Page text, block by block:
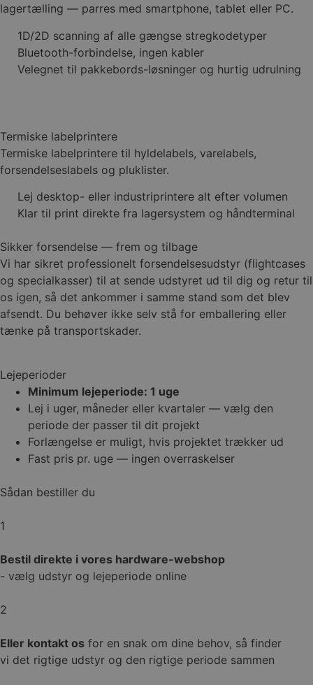
lagertælling — parres med smartphone, tablet eller PC.
1D/2D scanning af alle gængse stregkodetyper
Bluetooth-forbindelse, ingen kabler
Velegnet til pakkebords-løsninger og hurtig udrulning
Termiske labelprintere
Termiske labelprintere til hyldelabels, varelabels,
forsendelseslabels og pluklister.
Lej desktop- eller industriprintere alt efter volumen
Klar til print direkte fra lagersystem og håndterminal
Sikker forsendelse — frem og tilbage
Vi har sikret professionelt forsendelsesudstyr (flightcases
og specialkasser) til at sende udstyret ud til dig og retur til
os igen, så det ankommer i samme stand som det blev
afsendt. Du behøver ikke selv stå for emballering eller
tænke på transportskader.
Lejeperioder
Minimum lejeperiode: 1 uge
Lej i uger, måneder eller kvartaler — vælg den
periode der passer til dit projekt
Forlængelse er muligt, hvis projektet trækker ud
Fast pris pr. uge — ingen overraskelser
Sådan bestiller du
1
Bestil direkte i vores hardware-webshop
- vælg udstyr og lejeperiode online
2
Eller kontakt os for en snak om dine behov, så finder
vi det rigtige udstyr og den rigtige periode sammen